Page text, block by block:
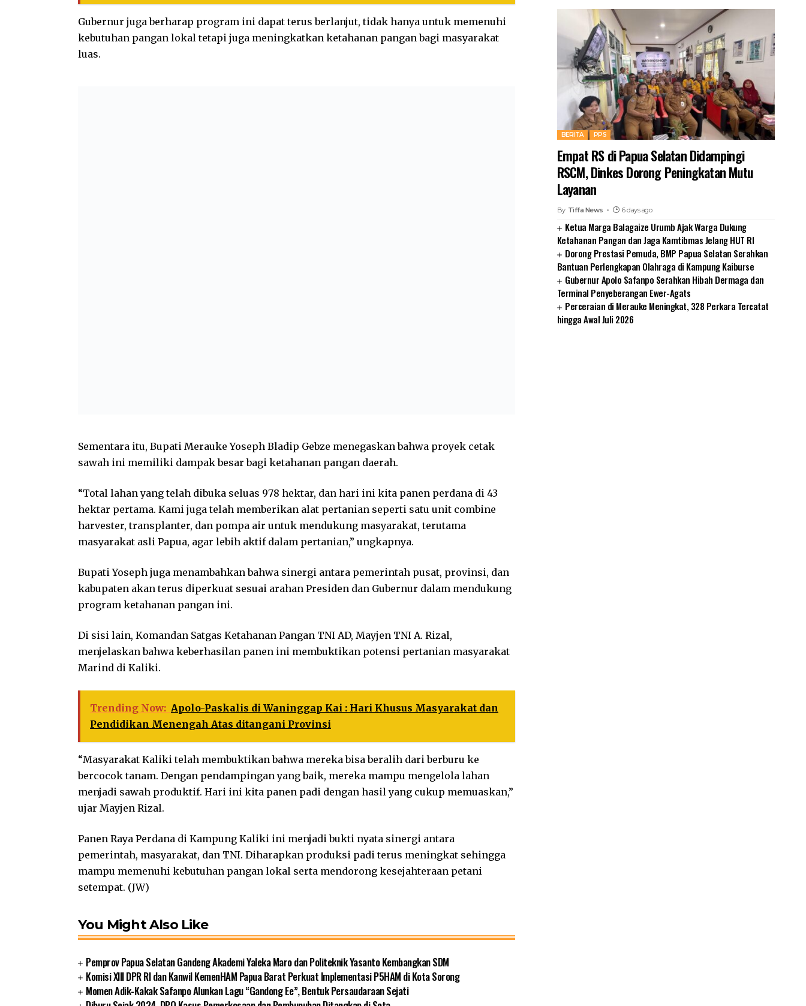
Gubernur juga berharap program ini dapat terus berlanjut, tidak hanya untuk memenuhi
kebutuhan pangan lokal tetapi juga meningkatkan ketahanan pangan bagi masyarakat
luas.
Sementara itu, Bupati Merauke Yoseph Bladip Gebze menegaskan bahwa proyek cetak
sawah ini memiliki dampak besar bagi ketahanan pangan daerah.
“Total lahan yang telah dibuka seluas 978 hektar, dan hari ini kita panen perdana di 43
hektar pertama. Kami juga telah memberikan alat pertanian seperti satu unit combine
harvester, transplanter, dan pompa air untuk mendukung masyarakat, terutama
masyarakat asli Papua, agar lebih aktif dalam pertanian,” ungkapnya.
Bupati Yoseph juga menambahkan bahwa sinergi antara pemerintah pusat, provinsi, dan
kabupaten akan terus diperkuat sesuai arahan Presiden dan Gubernur dalam mendukung
program ketahanan pangan ini.
Di sisi lain, Komandan Satgas Ketahanan Pangan TNI AD, Mayjen TNI A. Rizal,
menjelaskan bahwa keberhasilan panen ini membuktikan potensi pertanian masyarakat
Marind di Kaliki.
Trending Now: Apolo-Paskalis di Waninggap Kai : Hari Khusus Masyarakat dan
Pendidikan Menengah Atas ditangani Provinsi
“Masyarakat Kaliki telah membuktikan bahwa mereka bisa beralih dari berburu ke
bercocok tanam. Dengan pendampingan yang baik, mereka mampu mengelola lahan
menjadi sawah produktif. Hari ini kita panen padi dengan hasil yang cukup memuaskan,”
ujar Mayjen Rizal.
Panen Raya Perdana di Kampung Kaliki ini menjadi bukti nyata sinergi antara
pemerintah, masyarakat, dan TNI. Diharapkan produksi padi terus meningkat sehingga
mampu memenuhi kebutuhan pangan lokal serta mendorong kesejahteraan petani
setempat. (JW)
You Might Also Like
Pemprov Papua Selatan Gandeng Akademi Yaleka Maro dan Politeknik Yasanto Kembangkan SDM
Komisi XIII DPR RI dan Kanwil KemenHAM Papua Barat Perkuat Implementasi P5HAM di Kota Sorong
Momen Adik-Kakak Safanpo Alunkan Lagu “Gandong Ee”, Bentuk Persaudaraan Sejati
BERITA PPS
Empat RS di Papua Selatan Didampingi
RSCM, Dinkes Dorong Peningkatan Mutu
Layanan
By Tiffa News 6 days ago
Ketua Marga Balagaize Urumb Ajak Warga Dukung
Ketahanan Pangan dan Jaga Kamtibmas Jelang HUT RI
Dorong Prestasi Pemuda, BMP Papua Selatan Serahkan
Bantuan Perlengkapan Olahraga di Kampung Kaiburse
Gubernur Apolo Safanpo Serahkan Hibah Dermaga dan
Terminal Penyeberangan Ewer-Agats
Perceraian di Merauke Meningkat, 328 Perkara Tercatat
hingga Awal Juli 2026